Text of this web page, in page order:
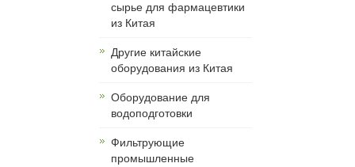
сырье для фармацевтики
из Китая
Другие китайские
оборудования из Китая
Оборудование для
водоподготовки
Фильтрующие
промышленные